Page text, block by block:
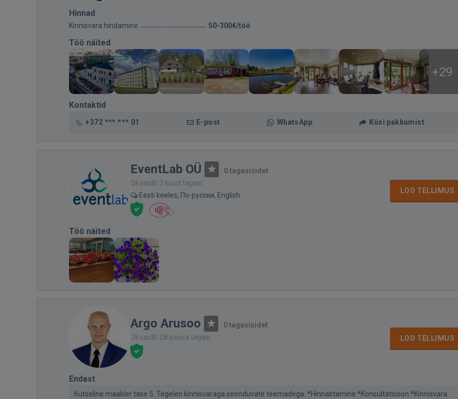
Hinnad
Kinnisvara hindamine 50-300€/töö
Töö näited
+29
Kontaktid
+372 *** *** 01 E-post WhatsApp Küsi pakkumist
EventLab OÜ · 0 tagasisidet
Oli saidil: 3 kuud tagasi
Eesti keeles, По-русски, English
LOO TELLIMUS
Töö näited
Argo Arusoo · 0 tagasisidet
Oli saidil: 28 päeva tagasi
LOO TELLIMUS
Endast
Kutseline maakler tase 5. Tegelen kinnisvaraga seonduvate teemadega: *Hinnastamine *Konsultatsioon *Kinnisvara